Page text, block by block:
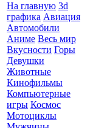
На главную 3d
графика Авиация
Автомобили
Аниме Весь мир
Вкусности Горы
Девушки
Животные
Кинофильмы
Компьютерные
игры Космос
Мотоциклы